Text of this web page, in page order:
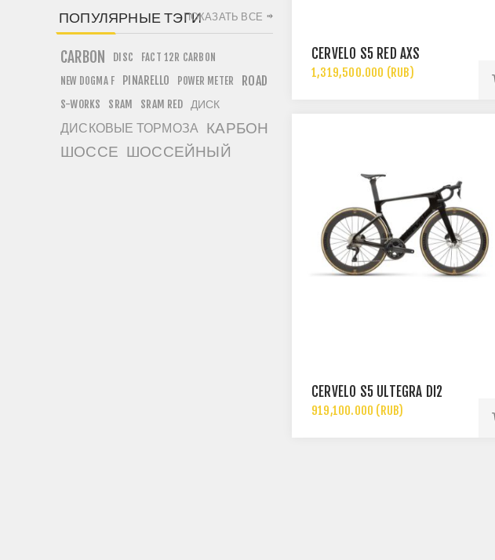
CERVÉLO S5 RED AXS
1,319,500.000 (RUB)
CERVÉLO S5 ULTEGRA DI2
919,100.000 (RUB)
ПОПУЛЯРНЫЕ ТЭГИ
CARBON DISC
FACT 12R CARBON
NEW DOGMA F
PINARELLO POWER METER ROAD
S-WORKS SRAM SRAM RED ДИСК
ДИСКОВЫЕ ТОРМОЗА КАРБОН
ШОССЕ ШОССЕЙНЫЙ
ПОКАЗАТЬ ВСЕ